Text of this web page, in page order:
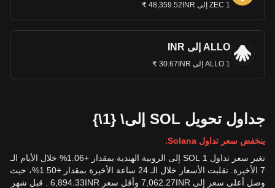
1 ZEC إلى 48,359.52INR ₹
ALLO إلى INR
1 ALLO إلى 30.67INR ₹
جداول تحويل SOL إلى\ {1\}
ينخفض سعر تداول Solana.
تغير سعر تداول 1 SOL إلى الروبية الهندية بمقدار +1.06% خلال الأيام الـ
7 الأخيرة. تقلبت الأسعار خلال الـ 24 ساعة الأخيرة بمقدار +1.50%، حيث
وصل أعلى سعر إلى 7,062.27INR وأقل سعر 6,894.33INR . قبل شهر